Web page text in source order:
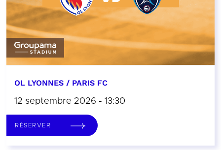
OL LYONNES / PARIS FC
12 septembre 2026 - 13:30
RÉSERVER